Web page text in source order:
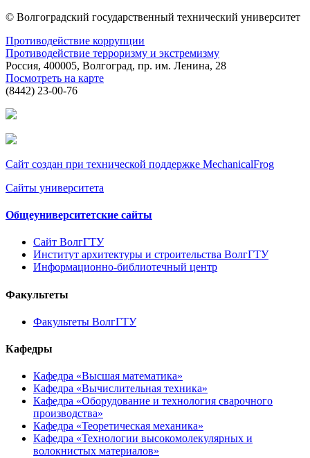
© Волгоградский государственный технический университет
Противодействие коррупции
Противодействие терроризму и экстремизму
Россия, 400005, Волгоград, пр. им. Ленина, 28
Посмотреть на карте
(8442) 23-00-76
Сайт создан при технической поддержке MechanicalFrog
Сайты университета
Общеуниверситетские сайты
Сайт ВолгГТУ
Институт архитектуры и строительства ВолгГТУ
Информационно-библиотечный центр
Факультеты
Факультеты ВолгГТУ
Кафедры
Кафедра «Высшая математика»
Кафедра «Вычислительная техника»
Кафедра «Оборудование и технология сварочного
производства»
Кафедра «Теоретическая механика»
Кафедра «Технологии высокомолекулярных и
волокнистых материалов»